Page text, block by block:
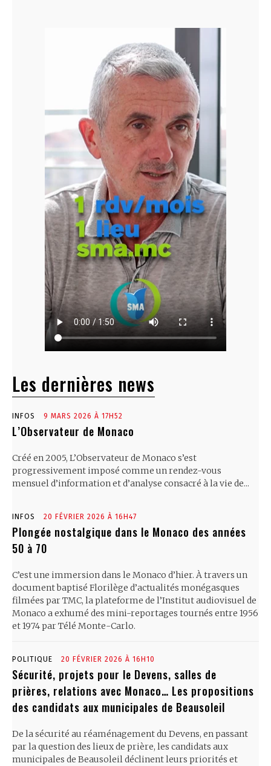
Les dernières news
INFOS 9 MARS 2026 À 17H52
L’Observateur de Monaco
Créé en 2005, L’Observateur de Monaco s’est
progressivement imposé comme un rendez-vous
mensuel d’information et d’analyse consacré à la vie de...
INFOS 20 FÉVRIER 2026 À 16H47
Plongée nostalgique dans le Monaco des années
50 à 70
C’est une immersion dans le Monaco d’hier. À travers un
document baptisé Florilège d’actualités monégasques
filmées par TMC, la plateforme de l’Institut audiovisuel de
Monaco a exhumé des mini-reportages tournés entre 1956
et 1974 par Télé Monte-Carlo.
POLITIQUE 20 FÉVRIER 2026 À 16H10
Sécurité, projets pour le Devens, salles de
prières, relations avec Monaco… Les propositions
des candidats aux municipales de Beausoleil
De la sécurité au réaménagement du Devens, en passant
par la question des lieux de prière, les candidats aux
municipales de Beausoleil déclinent leurs priorités et